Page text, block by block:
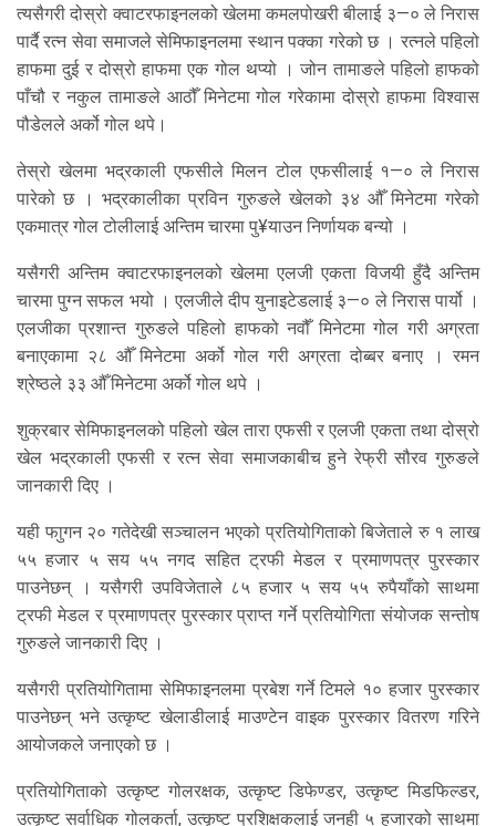
त्यसैगरी दोस्रो क्वाटरफाइनलको खेलमा कमलपोखरी बीलाई ३—० ले निरास
पार्दै रत्न सेवा समाजले सेमिफाइनलमा स्थान पक्का गरेको छ । रत्नले पहिलो
हाफमा दुई र दोस्रो हाफमा एक गोल थप्यो । जोन तामाङले पहिलो हाफको
पाँचौ र नकुल तामाङले आठौँ मिनेटमा गोल गरेकामा दोस्रो हाफमा विश्वास
पौडेलले अर्को गोल थपे।
तेस्रो खेलमा भद्रकाली एफसीले मिलन टोल एफसीलाई १—० ले निरास
पारेको छ । भद्रकालीका प्रविन गुरुङले खेलको ३४ औँ मिनेटमा गरेको
एकमात्र गोल टोलीलाई अन्तिम चारमा पु¥याउन निर्णायक बन्यो ।
यसैगरी अन्तिम क्वाटरफाइनलको खेलमा एलजी एकता विजयी हुँदै अन्तिम
चारमा पुग्न सफल भयो । एलजीले दीप युनाइटेडलाई ३—० ले निरास पार्यो ।
एलजीका प्रशान्त गुरुङले पहिलो हाफको नवौँ मिनेटमा गोल गरी अग्रता
बनाएकामा २८ औँ मिनेटमा अर्को गोल गरी अग्रता दोब्बर बनाए । रमन
श्रेष्ठले ३३ औँ मिनेटमा अर्को गोल थपे ।
शुक्रबार सेमिफाइनलको पहिलो खेल तारा एफसी र एलजी एकता तथा दोस्रो
खेल भद्रकाली एफसी र रत्न सेवा समाजकाबीच हुने रेफ्री सौरव गुरुङले
जानकारी दिए ।
यही फाुगन २० गतेदेखी सञ्चालन भएको प्रतियोगिताको बिजेताले रु १ लाख
५५ हजार ५ सय ५५ नगद सहित ट्रफी मेडल र प्रमाणपत्र पुरस्कार
पाउनेछन् । यसैगरी उपविजेताले ८५ हजार ५ सय ५५ रुपैयाँको साथमा
ट्रफी मेडल र प्रमाणपत्र पुरस्कार प्राप्त गर्ने प्रतियोगिता संयोजक सन्तोष
गुरुङले जानकारी दिए ।
यसैगरी प्रतियोगितामा सेमिफाइनलमा प्रबेश गर्ने टिमले १० हजार पुरस्कार
पाउनेछन् भने उत्कृष्ट खेलाडीलाई माउण्टेन वाइक पुरस्कार वितरण गरिने
आयोजकले जनाएको छ ।
प्रतियोगिताको उत्कृष्ट गोलरक्षक, उत्कृष्ट डिफेण्डर, उत्कृष्ट मिडफिल्डर,
उत्कृष्ट सर्वाधिक गोलकर्ता, उत्कृष्ट प्रशिक्षकलाई जनही ५ हजारको साथमा